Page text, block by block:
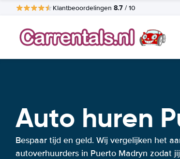
Klantbeoordelingen 8.7 / 10
Auto huren
Bespaar tijd en geld. Wij vergelijken het
autoverhuurders in Puerto Madryn zodat